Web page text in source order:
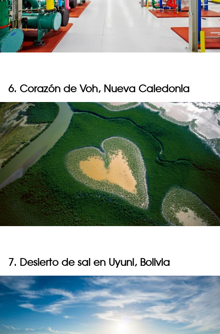
6. Corazón de Voh, Nueva Caledonia
7. Desierto de sal en Uyuni, Bolivia